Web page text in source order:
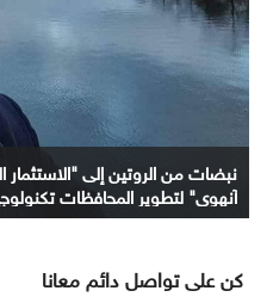
نبضات من الروتين إلى "الاستثمار
آنهوي" لتطوير المحافظات
كن على تواصل دائم معانا